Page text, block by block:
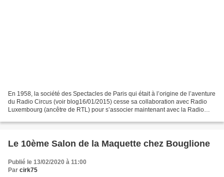
En 1958, la société des Spectacles de Paris qui était à l’origine de l’aventure
du Radio Circus (voir blog16/01/2015) cesse sa collaboration avec Radio
Luxembourg (ancêtre de RTL) pour s’associer maintenant avec la Radio
Le 10ème Salon de la Maquette chez Bouglione
Publié le 13/02/2020 à 11:00
Par cirk75